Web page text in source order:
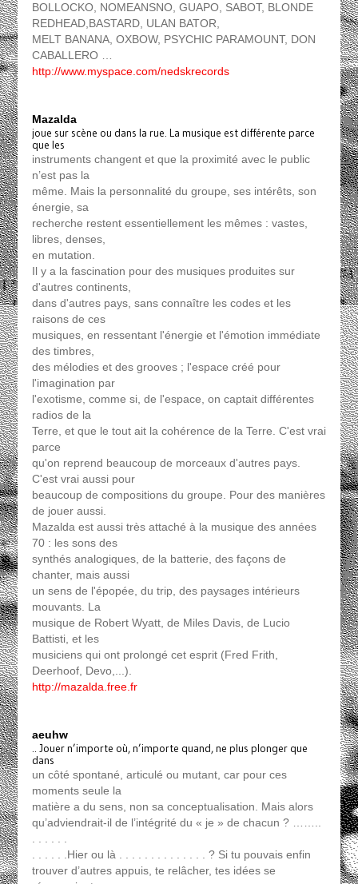
BOLLOCKO, NOMEANSNO, GUAPO, SABOT, BLONDE
REDHEAD,BASTARD, ULAN BATOR,
MELT BANANA, OXBOW, PSYCHIC PARAMOUNT, DON
CABALLERO …
http://www.myspace.com/nedskrecords
Mazalda
joue sur scène ou dans la rue. La musique est différente parce
que les
instruments changent et que la proximité avec le public
n’est pas la
même. Mais la personnalité du groupe, ses intérêts, son
énergie, sa
recherche restent essentiellement les mêmes : vastes,
libres, denses,
en mutation.
Il y a la fascination pour des musiques produites sur
d'autres continents,
dans d'autres pays, sans connaître les codes et les
raisons de ces
musiques, en ressentant l'énergie et l'émotion immédiate
des timbres,
des mélodies et des grooves ; l'espace créé pour
l'imagination par
l'exotisme, comme si, de l'espace, on captait différentes
radios de la
Terre, et que le tout ait la cohérence de la Terre. C'est vrai
parce
qu'on reprend beaucoup de morceaux d'autres pays.
C'est vrai aussi pour
beaucoup de compositions du groupe. Pour des manières
de jouer aussi.
Mazalda est aussi très attaché à la musique des années
70 : les sons des
synthés analogiques, de la batterie, des façons de
chanter, mais aussi
un sens de l'épopée, du trip, des paysages intérieurs
mouvants. La
musique de Robert Wyatt, de Miles Davis, de Lucio
Battisti, et les
musiciens qui ont prolongé cet esprit (Fred Frith,
Deerhoof, Devo,...).
http://mazalda.free.fr
aeuhw
.. Jouer n’importe où, n’importe quand, ne plus plonger que
dans
un côté spontané, articulé ou mutant, car pour ces
moments seule la
matière a du sens, non sa conceptualisation. Mais alors
qu’adviendrait-il de l’intégrité du « je » de chacun ? ……..
. . . . . .Hier ou là . . . . . . . . . . . . . . ? Si tu pouvais enfin
trouver d’autres appuis, te relâcher, tes idées se